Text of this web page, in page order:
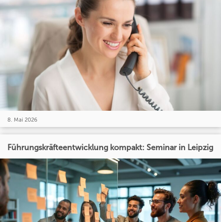
8. Mai 2026
Führungskräfteentwicklung kompakt: Seminar in Leipzig